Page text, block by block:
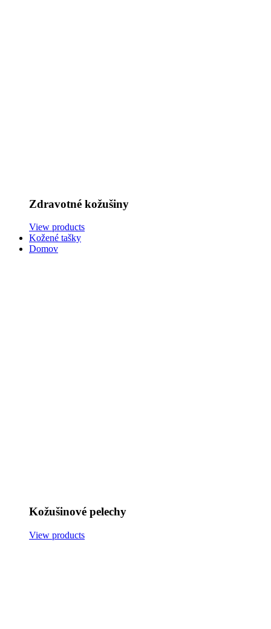
Zdravotné kožušiny
View products
Kožené tašky
Domov
Kožušinové pelechy
View products